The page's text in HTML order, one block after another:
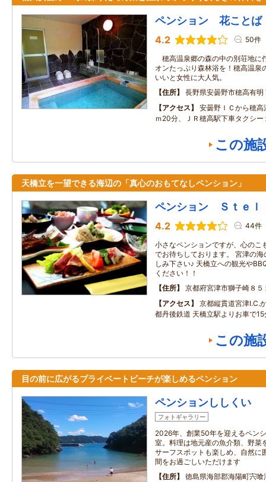
ペンション 花ことば
4.2 50件
穂高温泉郷の森の中の別荘地に
オンたっぷり森林浴を！穂高温泉
いいと女性に大人気。
住所
長野県安曇野市穂高有明
アクセス
安曇野ＩＣから穂
ｍ20分、ＪＲ穂高駅下車タクシー
この施
天橋立を一望できる海辺の「真心のおもてなしペンション」
ペンション Ｓｔｅｌ
4.2 44件
小さなペンションですが、心のこ
でお待ちしております。 宮津の
しみ下さい♪ 天橋立への観光や
ください！！
住所
京都府宮津市獅子崎８５
アクセス
京都縦貫道宮津I.C.
都丹後鉄道 天橋立駅よりお車で15
この施
目の前に広がるプライベートビーチが楽しめるペンション
ペンションししくい
フォトギャラリー
2026年、創業50年を迎えるペン
室。料理は地元産の魚介類、野菜
サーフスポットも楽しめ、自然に
間をお過ごしいただけます
住所
徳島県海部郡海陽町宍